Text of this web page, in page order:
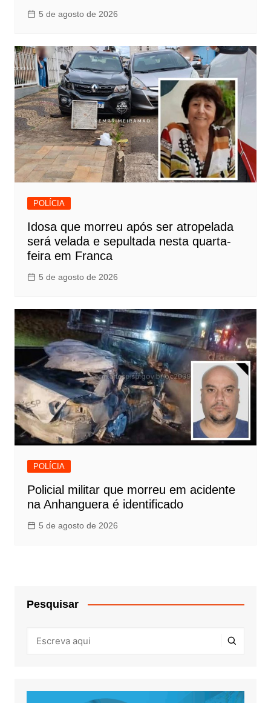
5 de agosto de 2026
POLÍCIA
Idosa que morreu após ser atropelada
será velada e sepultada nesta quarta-
feira em Franca
5 de agosto de 2026
POLÍCIA
Policial militar que morreu em acidente
na Anhanguera é identificado
5 de agosto de 2026
Pesquisar